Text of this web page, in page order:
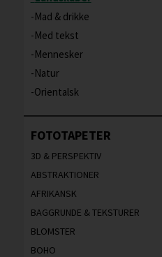
Mad & drikke
Med tekst
Mennesker
Natur
Orientalsk
FOTOTAPETER
3D & PERSPEKTIV
ABSTRAKTIONER
AFRIKANSK
BAGGRUNDE & TEKSTURER
BLOMSTER
BOHO